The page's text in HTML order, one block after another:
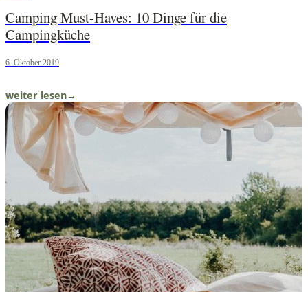
Camping Must-Haves: 10 Dinge für die
Campingküche
6. Oktober 2019
weiter lesen→